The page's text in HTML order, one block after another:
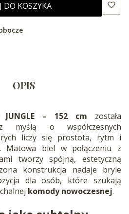
DO KOSZYKA
OPIS
– 152 cm została
myślą o współczesnych
liczy się prostota, rytm i
Matowa biel w połączeniu z
tworzy spójną, estetyczną
konstrukcja nadaje bryle
dla osób, które szukają
komody nowoczesnej.